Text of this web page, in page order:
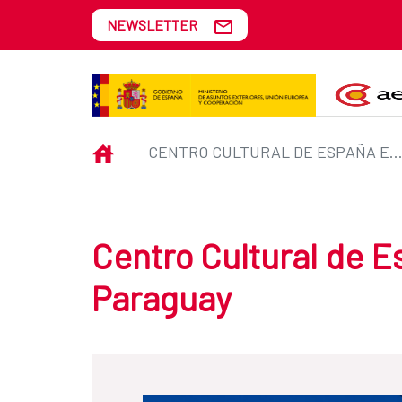
Skip to Main Content
Centro Cultural de España en
NEWSLETTER
INICIO CENTRO CULTURAL DE ESPAÑA EN ASUNCIÓN, PARAGUAY
Centro Cultural de
Paraguay